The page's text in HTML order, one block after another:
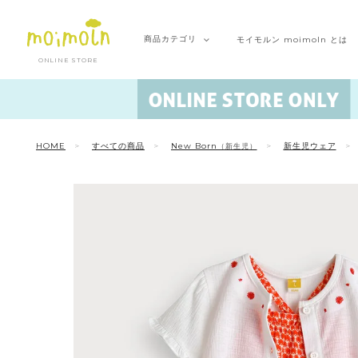
ONLINE STORE
商品カテゴリ モイモルン moimoln とは
HOME すべての商品 New Born （新生児） 新生児ウェア